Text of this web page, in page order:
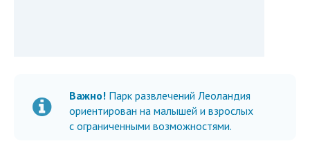
Важно! Парк развлечений Леоландия
ориентирован на малышей и взрослых
с ограниченными возможностями.